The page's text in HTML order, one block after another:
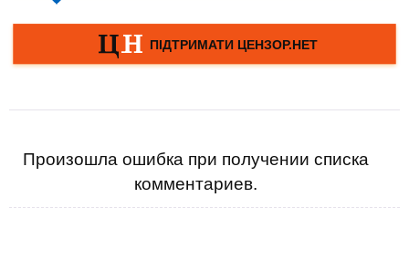
Произошла ошибка при получении списка
комментариев.